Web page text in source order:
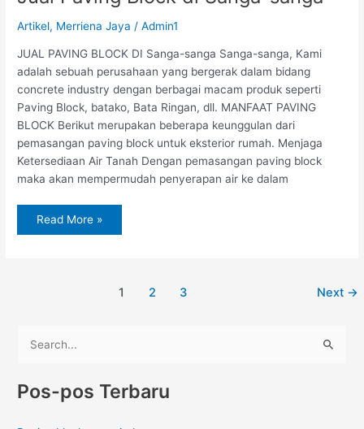
Artikel, Merriena Jaya /Admin1
JUAL PAVING BLOCK DI Sanga-sanga Sanga-sanga, Kami
adalah sebuah perusahaan yang bergerak dalam bidang
concrete industry dengan berbagai macam produk seperti
Paving Block, batako, Bata Ringan, dll. MANFAAT PAVING
BLOCK Berikut merupakan beberapa keunggulan dari
pemasangan paving block untuk eksterior rumah. Menjaga
Ketersediaan Air Tanah Dengan pemasangan paving block
maka akan mempermudah penyerapan air ke dalam
Read More »
1 2 3 Next →
r
Pos-pos Terbaru